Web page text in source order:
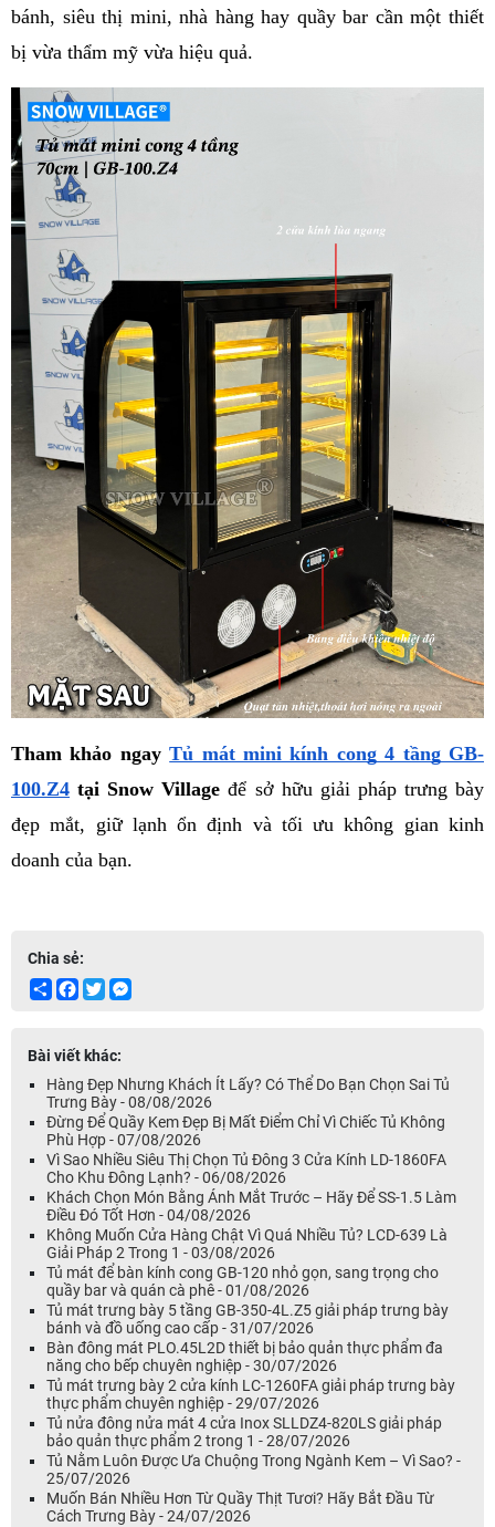
bánh, siêu thị mini, nhà hàng hay quầy bar cần một thiết
bị vừa thẩm mỹ vừa hiệu quả.
Tham khảo ngay Tủ mát mini kính cong 4 tầng GB-
100.Z4 tại Snow Village để sở hữu giải pháp trưng bày
đẹp mắt, giữ lạnh ổn định và tối ưu không gian kinh
doanh của bạn.
Chia sẻ:
ShareFacebook
Twitter
Bài viết khác:
Hàng Đẹp Nhưng Khách Ít Lấy? Có Thể Do Bạn Chọn Sai Tủ
Trưng Bày - 08/08/2026
Đừng Để Quầy Kem Đẹp Bị Mất Điểm Chỉ Vì Chiếc Tủ Không
Phù Hợp - 07/08/2026
Vì Sao Nhiều Siêu Thị Chọn Tủ Đông 3 Cửa Kính LD-1860FA
Cho Khu Đông Lạnh? - 06/08/2026
Khách Chọn Món Bằng Ánh Mắt Trước – Hãy Để SS-1.5 Làm
Điều Đó Tốt Hơn - 04/08/2026
Không Muốn Cửa Hàng Chật Vì Quá Nhiều Tủ? LCD-639 Là
Giải Pháp 2 Trong 1 - 03/08/2026
Tủ mát để bàn kính cong GB-120 nhỏ gọn, sang trọng cho
quầy bar và quán cà phê - 01/08/2026
Tủ mát trưng bày 5 tầng GB-350-4L.Z5 giải pháp trưng bày
bánh và đồ uống cao cấp - 31/07/2026
Bàn đông mát PLO.45L2D thiết bị bảo quản thực phẩm đa
năng cho bếp chuyên nghiệp - 30/07/2026
Tủ mát trưng bày 2 cửa kính LC-1260FA giải pháp trưng bày
thực phẩm chuyên nghiệp - 29/07/2026
Tủ nửa đông nửa mát 4 cửa Inox SLLDZ4-820LS giải pháp
bảo quản thực phẩm 2 trong 1 - 28/07/2026
Tủ Nằm Luôn Được Ưa Chuộng Trong Ngành Kem – Vì Sao? -
25/07/2026
Muốn Bán Nhiều Hơn Từ Quầy Thịt Tươi? Hãy Bắt Đầu Từ
Cách Trưng Bày - 24/07/2026